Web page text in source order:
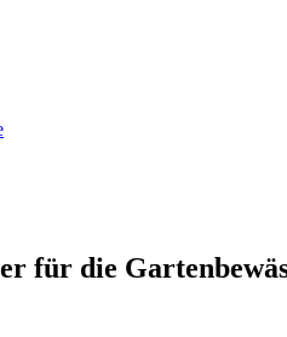
für die